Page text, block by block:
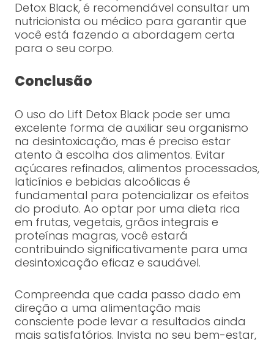
Detox Black, é recomendável consultar um
nutricionista ou médico para garantir que
você está fazendo a abordagem certa
para o seu corpo.
Conclusão
O uso do Lift Detox Black pode ser uma
excelente forma de auxiliar seu organismo
na desintoxicação, mas é preciso estar
atento à escolha dos alimentos. Evitar
açúcares refinados, alimentos processados,
laticínios e bebidas alcoólicas é
fundamental para potencializar os efeitos
do produto. Ao optar por uma dieta rica
em frutas, vegetais, grãos integrais e
proteínas magras, você estará
contribuindo significativamente para uma
desintoxicação eficaz e saudável.
Compreenda que cada passo dado em
direção a uma alimentação mais
consciente pode levar a resultados ainda
mais satisfatórios. Invista no seu bem-estar,